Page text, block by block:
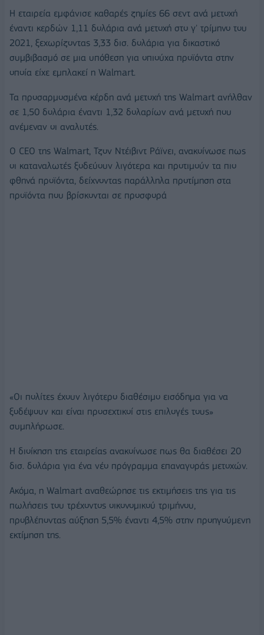
Η εταιρεία εμφάνισε καθαρές ζημίες 66 σεντ ανά μετοχή
έναντι κερδών 1,11 δολάρια ανά μετοχή στο γ' τρίμηνο του
2021, ξεχωρίζοντας 3,33 δισ. δολάρια για δικαστικό
συμβιβασμό σε μια υπόθεση για οπιούχα προϊόντα στην
οποία είχε εμπλακεί η Walmart.
Τα προσαρμοσμένα κέρδη ανά μετοχή της Walmart ανήλθαν
σε 1,50 δολάρια έναντι 1,32 δολαρίων ανά μετοχή που
ανέμεναν οι αναλυτές.
Ο CEO της Walmart, Τζον Ντέιβιντ Ράϊνει, ανακοίνωσε πως
οι καταναλωτές ξοδεύουν λιγότερα και προτιμούν τα πιο
φθηνά προϊόντα, δείχνοντας παράλληλα προτίμηση στα
προϊόντα που βρίσκονται σε προσφορά
«Οι πολίτες έχουν λιγότερο διαθέσιμο εισόδημα για να
ξοδέψουν και είναι προσεχτικοί στις επιλογές τους»
συμπλήρωσε.
Η διοίκηση της εταιρείας ανακοίνωσε πως θα διαθέσει 20
δισ. δολάρια για ένα νέο πρόγραμμα επαναγοράς μετοχών.
Ακόμα, η Walmart αναθεώρησε τις εκτιμήσεις της για τις
πωλήσεις του τρέχοντος οικονομικού τριμήνου,
προβλέποντας αύξηση 5,5% έναντι 4,5% στην προηγούμενη
εκτίμηση της.